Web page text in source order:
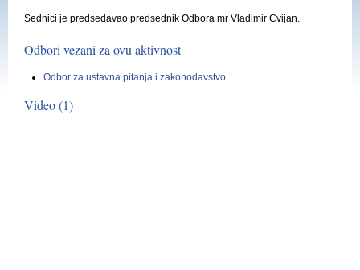
Sednici je predsedavao predsednik Odbora mr Vladimir Cvijan.
Odbori vezani za ovu aktivnost
Odbor za ustavna pitanja i zakonodavstvo
Video (1)